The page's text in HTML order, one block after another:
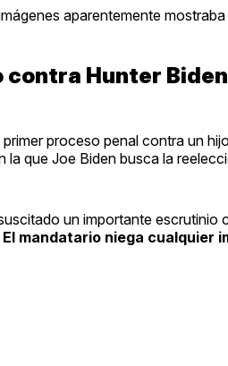
aparentemente
contra Hunter Biden
primer proceso penal contra un
la que Joe Biden busca la
un importante
El mandatario niega cualquier